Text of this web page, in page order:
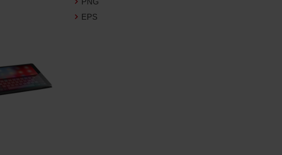
権利が当社に帰属す
報道・解説に利用す
用できます。当社
EPS